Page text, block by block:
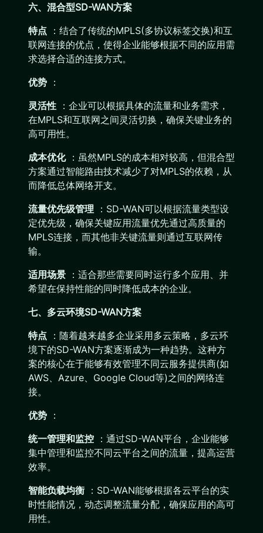
六、混合型SD-WAN方案
特点 ：结合了传统的MPLS(多协议标签交换)和互
联网连接的优点，使得企业能够根据不同的应用需
求选择合适的连接方式。
优势 ：
灵活性 ：企业可以根据具体的流量和业务需求，
在MPLS和互联网之间灵活切换，确保关键业务的
高可用性。
成本优化：虽然MPLS的成本相对较高，但混合型
方案通过智能路由技术减少了对MPLS的依赖，从
而降低总体网络开支。
流量优先级管理 ：SD-WAN可以根据流量类型设
定优先级，确保关键应用流量优先通过高质量的
MPLS连接，而其他非关键流量则通过互联网传
输。
适用场景 ：适合那些需要同时运行多个应用、并
希望在保持性能的同时降低成本的企业。
七、多云环境SD-WAN方案
特点 ：随着越来越多企业采用多云策略，多云环
境下的SD-WAN方案逐渐成为一种趋势。这种方
案的核心在于能够有效管理不同云服务提供商(如
AWS、Azure、Google Cloud等)之间的网络连
接。
优势 ：
统一管理和监控 ：通过SD-WAN平台，企业能够
集中管理和监控不同云平台之间的流量，提高运营
效率。
智能负载均衡 ：SD-WAN能够根据各云平台的实
时性能情况，动态调整流量分配，确保应用的高可
用性。